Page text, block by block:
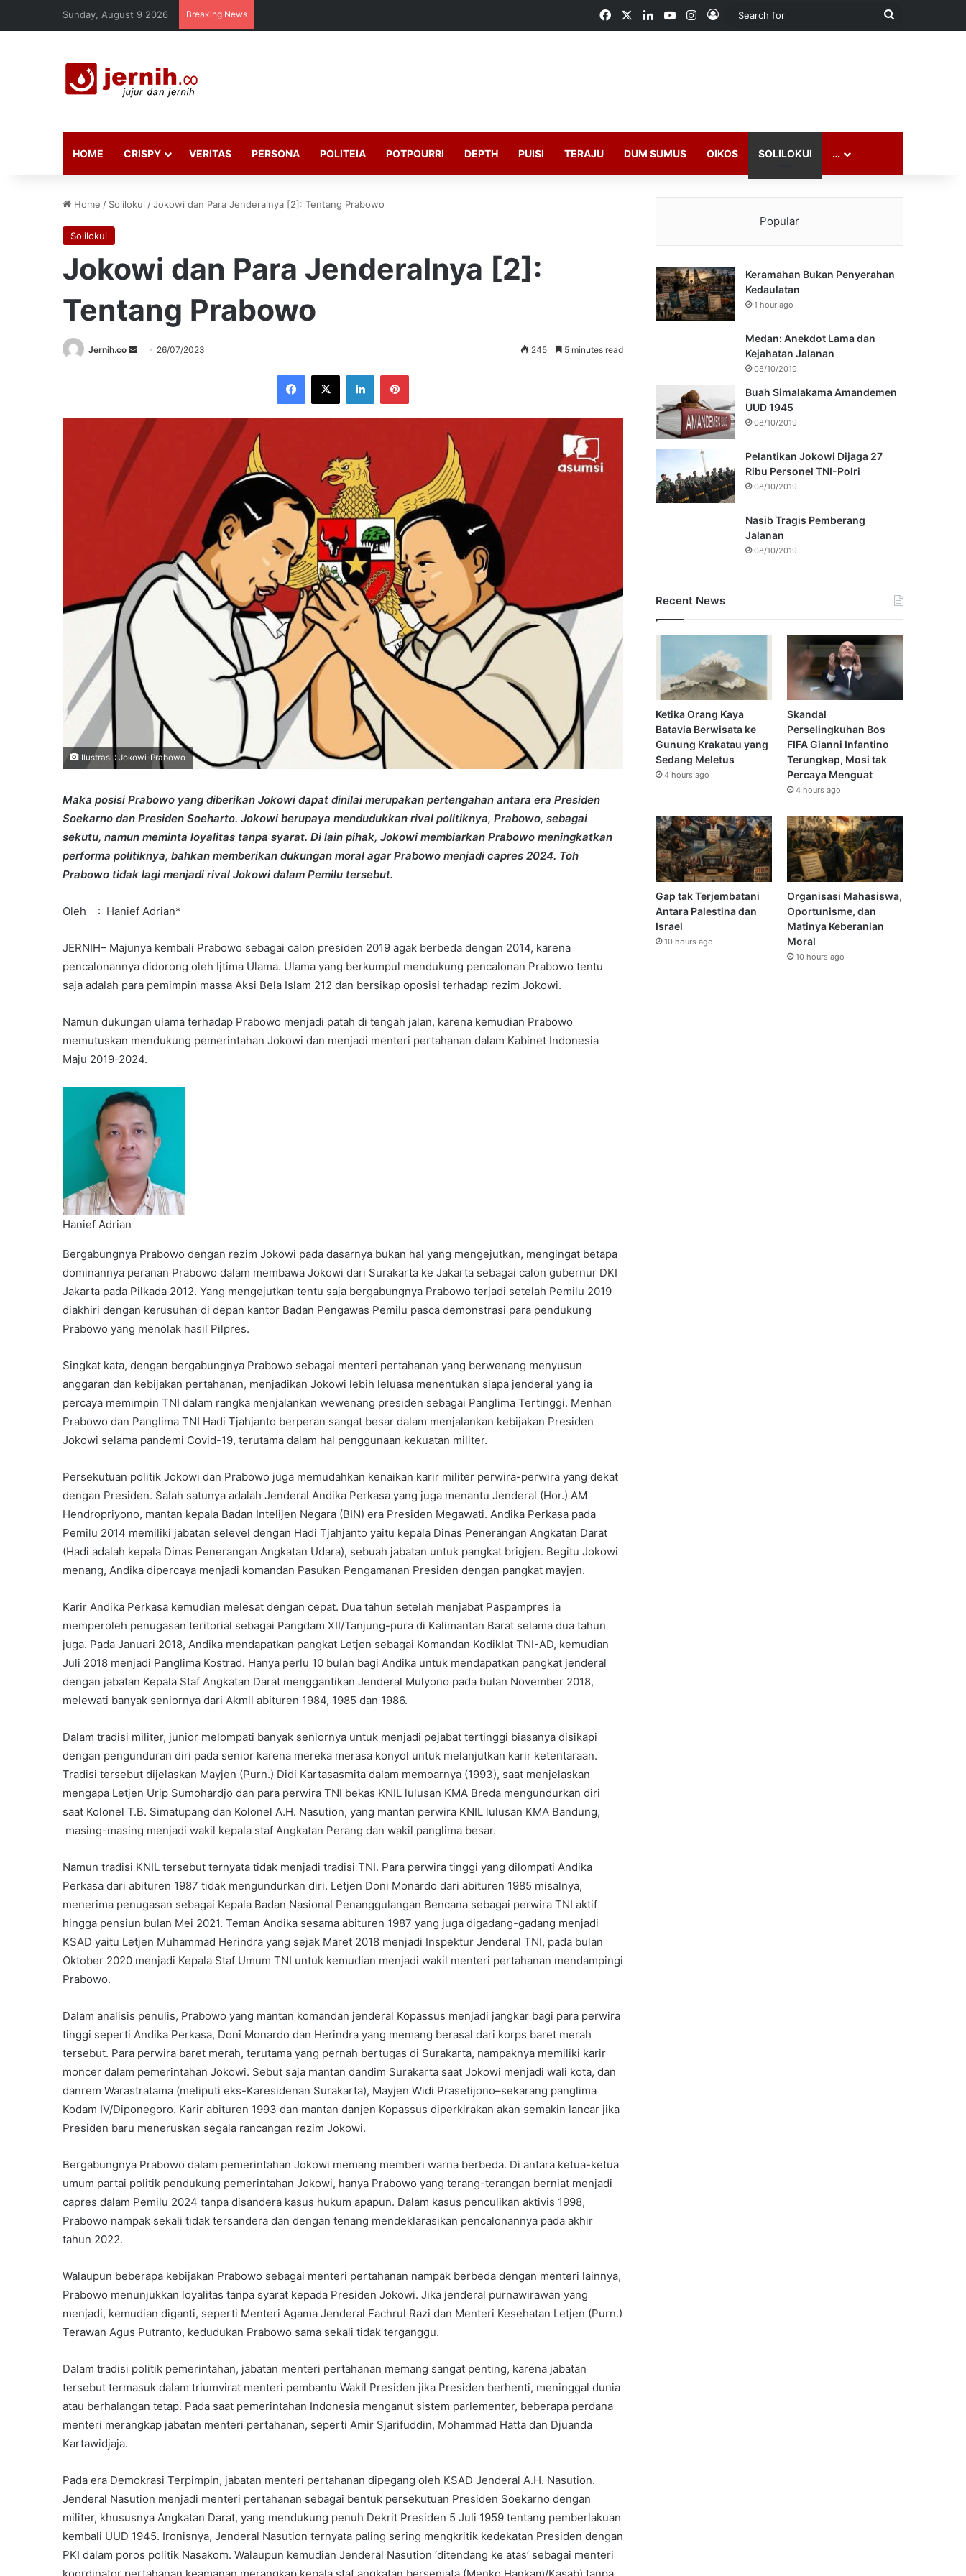
Sunday, August 9 2026 Breaking News FacebookLinkedInYouTubeInstagram
Log In
Search
HOME CRISPY VERITAS PERSONA POLITEIA POTPOURRI DEPTH PUISI TERAJU DUM SUMUS OIKOS SOLILOKUI …
Home / Solilokui /Jokowi dan Para Jenderalnya [2]: Tentang Prabowo
Solilokui
Jokowi dan Para Jenderalnya [2]:
Tentang Prabowo
Jernih.co
Send 26/07/2023 245 5 minutes read
Facebook
X LinkedInPinterest
Ilustrasi : Jokowi-Prabowo
Maka posisi Prabowo yang diberikan Jokowi dapat dinilai merupakan pertengahan antara era Presiden
Soekarno dan Presiden Soeharto. Jokowi berupaya mendudukkan rival politiknya, Prabowo, sebagai
sekutu, namun meminta loyalitas tanpa syarat. Di lain pihak, Jokowi membiarkan Prabowo meningkatkan
performa politiknya, bahkan memberikan dukungan moral agar Prabowo menjadi capres 2024. Toh
Prabowo tidak lagi menjadi rival Jokowi dalam Pemilu tersebut.
Oleh : Hanief Adrian*
JERNIH– Majunya kembali Prabowo sebagai calon presiden 2019 agak berbeda dengan 2014, karena
pencalonannya didorong oleh Ijtima Ulama. Ulama yang berkumpul mendukung pencalonan Prabowo tentu
saja adalah para pemimpin massa Aksi Bela Islam 212 dan bersikap oposisi terhadap rezim Jokowi.
Namun dukungan ulama terhadap Prabowo menjadi patah di tengah jalan, karena kemudian Prabowo
memutuskan mendukung pemerintahan Jokowi dan menjadi menteri pertahanan dalam Kabinet Indonesia
Maju 2019-2024.
Hanief Adrian
Bergabungnya Prabowo dengan rezim Jokowi pada dasarnya bukan hal yang mengejutkan, mengingat betapa
dominannya peranan Prabowo dalam membawa Jokowi dari Surakarta ke Jakarta sebagai calon gubernur DKI
Jakarta pada Pilkada 2012. Yang mengejutkan tentu saja bergabungnya Prabowo terjadi setelah Pemilu 2019
diakhiri dengan kerusuhan di depan kantor Badan Pengawas Pemilu pasca demonstrasi para pendukung
Prabowo yang menolak hasil Pilpres.
Singkat kata, dengan bergabungnya Prabowo sebagai menteri pertahanan yang berwenang menyusun
anggaran dan kebijakan pertahanan, menjadikan Jokowi lebih leluasa menentukan siapa jenderal yang ia
percaya memimpin TNI dalam rangka menjalankan wewenang presiden sebagai Panglima Tertinggi. Menhan
Prabowo dan Panglima TNI Hadi Tjahjanto berperan sangat besar dalam menjalankan kebijakan Presiden
Jokowi selama pandemi Covid-19, terutama dalam hal penggunaan kekuatan militer.
Persekutuan politik Jokowi dan Prabowo juga memudahkan kenaikan karir militer perwira-perwira yang dekat
dengan Presiden. Salah satunya adalah Jenderal Andika Perkasa yang juga menantu Jenderal (Hor.) AM
Hendropriyono, mantan kepala Badan Intelijen Negara (BIN) era Presiden Megawati. Andika Perkasa pada
Pemilu 2014 memiliki jabatan selevel dengan Hadi Tjahjanto yaitu kepala Dinas Penerangan Angkatan Darat
(Hadi adalah kepala Dinas Penerangan Angkatan Udara), sebuah jabatan untuk pangkat brigjen. Begitu Jokowi
menang, Andika dipercaya menjadi komandan Pasukan Pengamanan Presiden dengan pangkat mayjen.
Karir Andika Perkasa kemudian melesat dengan cepat. Dua tahun setelah menjabat Paspampres ia
memperoleh penugasan teritorial sebagai Pangdam XII/Tanjung-pura di Kalimantan Barat selama dua tahun
juga. Pada Januari 2018, Andika mendapatkan pangkat Letjen sebagai Komandan Kodiklat TNI-AD, kemudian
Juli 2018 menjadi Panglima Kostrad. Hanya perlu 10 bulan bagi Andika untuk mendapatkan pangkat jenderal
dengan jabatan Kepala Staf Angkatan Darat menggantikan Jenderal Mulyono pada bulan November 2018,
melewati banyak seniornya dari Akmil abituren 1984, 1985 dan 1986.
Dalam tradisi militer, junior melompati banyak seniornya untuk menjadi pejabat tertinggi biasanya disikapi
dengan pengunduran diri pada senior karena mereka merasa konyol untuk melanjutkan karir ketentaraan.
Tradisi tersebut dijelaskan Mayjen (Purn.) Didi Kartasasmita dalam memoarnya (1993), saat menjelaskan
mengapa Letjen Urip Sumohardjo dan para perwira TNI bekas KNIL lulusan KMA Breda mengundurkan diri
saat Kolonel T.B. Simatupang dan Kolonel A.H. Nasution, yang mantan perwira KNIL lulusan KMA Bandung,
masing-masing menjadi wakil kepala staf Angkatan Perang dan wakil panglima besar.
Namun tradisi KNIL tersebut ternyata tidak menjadi tradisi TNI. Para perwira tinggi yang dilompati Andika
Perkasa dari abituren 1987 tidak mengundurkan diri. Letjen Doni Monardo dari abituren 1985 misalnya,
menerima penugasan sebagai Kepala Badan Nasional Penanggulangan Bencana sebagai perwira TNI aktif
hingga pensiun bulan Mei 2021. Teman Andika sesama abituren 1987 yang juga digadang-gadang menjadi
KSAD yaitu Letjen Muhammad Herindra yang sejak Maret 2018 menjadi Inspektur Jenderal TNI, pada bulan
Oktober 2020 menjadi Kepala Staf Umum TNI untuk kemudian menjadi wakil menteri pertahanan mendampingi
Prabowo.
Dalam analisis penulis, Prabowo yang mantan komandan jenderal Kopassus menjadi jangkar bagi para perwira
tinggi seperti Andika Perkasa, Doni Monardo dan Herindra yang memang berasal dari korps baret merah
tersebut. Para perwira baret merah, terutama yang pernah bertugas di Surakarta, nampaknya memiliki karir
moncer dalam pemerintahan Jokowi. Sebut saja mantan dandim Surakarta saat Jokowi menjadi wali kota, dan
danrem Warastratama (meliputi eks-Karesidenan Surakarta), Mayjen Widi Prasetijono–sekarang panglima
Kodam IV/Diponegoro. Karir abituren 1993 dan mantan danjen Kopassus diperkirakan akan semakin lancar jika
Presiden baru meneruskan segala rancangan rezim Jokowi.
Bergabungnya Prabowo dalam pemerintahan Jokowi memang memberi warna berbeda. Di antara ketua-ketua
umum partai politik pendukung pemerintahan Jokowi, hanya Prabowo yang terang-terangan berniat menjadi
capres dalam Pemilu 2024 tanpa disandera kasus hukum apapun. Dalam kasus penculikan aktivis 1998,
Prabowo nampak sekali tidak tersandera dan dengan tenang mendeklarasikan pencalonannya pada akhir
tahun 2022.
Walaupun beberapa kebijakan Prabowo sebagai menteri pertahanan nampak berbeda dengan menteri lainnya,
Prabowo menunjukkan loyalitas tanpa syarat kepada Presiden Jokowi. Jika jenderal purnawirawan yang
menjadi, kemudian diganti, seperti Menteri Agama Jenderal Fachrul Razi dan Menteri Kesehatan Letjen (Purn.)
Terawan Agus Putranto, kedudukan Prabowo sama sekali tidak terganggu.
Dalam tradisi politik pemerintahan, jabatan menteri pertahanan memang sangat penting, karena jabatan
tersebut termasuk dalam triumvirat menteri pembantu Wakil Presiden jika Presiden berhenti, meninggal dunia
atau berhalangan tetap. Pada saat pemerintahan Indonesia menganut sistem parlementer, beberapa perdana
menteri merangkap jabatan menteri pertahanan, seperti Amir Sjarifuddin, Mohammad Hatta dan Djuanda
Kartawidjaja.
Pada era Demokrasi Terpimpin, jabatan menteri pertahanan dipegang oleh KSAD Jenderal A.H. Nasution.
Jenderal Nasution menjadi menteri pertahanan sebagai bentuk persekutuan Presiden Soekarno dengan
militer, khususnya Angkatan Darat, yang mendukung penuh Dekrit Presiden 5 Juli 1959 tentang pemberlakuan
kembali UUD 1945. Ironisnya, Jenderal Nasution ternyata paling sering mengkritik kedekatan Presiden dengan
PKI dalam poros politik Nasakom. Walaupun kemudian Jenderal Nasution ‘ditendang ke atas’ sebagai menteri
koordinator pertahanan keamanan merangkap kepala staf angkatan bersenjata (Menko Hankam/Kasab) tanpa
Popular
Keramahan Bukan Penyerahan
Kedaulatan
1 hour ago
Medan: Anekdot Lama dan
Kejahatan Jalanan
08/10/2019
Buah Simalakama Amandemen
UUD 1945
08/10/2019
Pelantikan Jokowi Dijaga 27
Ribu Personel TNI-Polri
08/10/2019
Nasib Tragis Pemberang
Jalanan
08/10/2019
Recent News
Ketika Orang Kaya
Batavia Berwisata ke
Gunung Krakatau yang
Sedang Meletus
4 hours ago
Skandal
Perselingkuhan Bos
FIFA Gianni Infantino
Terungkap, Mosi tak
Percaya Menguat
4 hours ago
Gap tak Terjembatani
Antara Palestina dan
Israel
10 hours ago
Organisasi Mahasiswa,
Oportunisme, dan
Matinya Keberanian
Moral
10 hours ago